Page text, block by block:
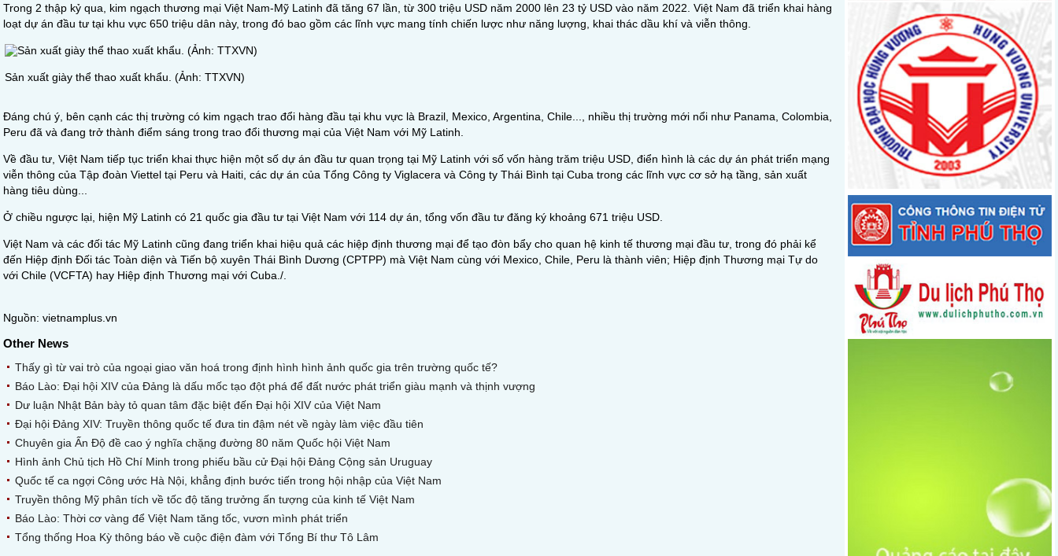
Trong 2 thập kỷ qua, kim ngạch thương mại Việt Nam-Mỹ Latinh đã tăng 67 lần, từ 300 triệu USD năm 2000 lên 23 tỷ USD vào năm 2022. Việt Nam đã triển khai hàng
loạt dự án đầu tư tại khu vực 650 triệu dân này, trong đó bao gồm các lĩnh vực mang tính chiến lược như năng lượng, khai thác dầu khí và viễn thông.
Sản xuất giày thể thao xuất khẩu. (Ảnh: TTXVN)
Đáng chú ý, bên cạnh các thị trường có kim ngạch trao đổi hàng đầu tại khu vực là Brazil, Mexico, Argentina, Chile..., nhiều thị trường mới nổi như Panama, Colombia,
Peru đã và đang trở thành điểm sáng trong trao đổi thương mại của Việt Nam với Mỹ Latinh.
Về đầu tư, Việt Nam tiếp tục triển khai thực hiện một số dự án đầu tư quan trọng tại Mỹ Latinh với số vốn hàng trăm triệu USD, điển hình là các dự án phát triển mạng
viễn thông của Tập đoàn Viettel tại Peru và Haiti, các dự án của Tổng Công ty Viglacera và Công ty Thái Bình tại Cuba trong các lĩnh vực cơ sở hạ tầng, sản xuất
hàng tiêu dùng...
Ở chiều ngược lại, hiện Mỹ Latinh có 21 quốc gia đầu tư tại Việt Nam với 114 dự án, tổng vốn đầu tư đăng ký khoảng 671 triệu USD.
Việt Nam và các đối tác Mỹ Latinh cũng đang triển khai hiệu quả các hiệp định thương mại để tạo đòn bẩy cho quan hệ kinh tế thương mại đầu tư, trong đó phải kể
đến Hiệp định Đối tác Toàn diện và Tiến bộ xuyên Thái Bình Dương (CPTPP) mà Việt Nam cùng với Mexico, Chile, Peru là thành viên; Hiệp định Thương mại Tự do
với Chile (VCFTA) hay Hiệp định Thương mại với Cuba./.
Nguồn: vietnamplus.vn
Other News
Thấy gì từ vai trò của ngoại giao văn hoá trong định hình hình ảnh quốc gia trên trường quốc tế?
Báo Lào: Đại hội XIV của Đảng là dấu mốc tạo đột phá để đất nước phát triển giàu mạnh và thịnh vượng
Dư luận Nhật Bản bày tỏ quan tâm đặc biệt đến Đại hội XIV của Việt Nam
Đại hội Đảng XIV: Truyền thông quốc tế đưa tin đậm nét về ngày làm việc đầu tiên
Chuyên gia Ấn Độ đề cao ý nghĩa chặng đường 80 năm Quốc hội Việt Nam
Hình ảnh Chủ tịch Hồ Chí Minh trong phiếu bầu cử Đại hội Đảng Cộng sản Uruguay
Quốc tế ca ngợi Công ước Hà Nội, khẳng định bước tiến trong hội nhập của Việt Nam
Truyền thông Mỹ phân tích về tốc độ tăng trưởng ấn tượng của kinh tế Việt Nam
Báo Lào: Thời cơ vàng để Việt Nam tăng tốc, vươn mình phát triển
Tổng thống Hoa Kỳ thông báo về cuộc điện đàm với Tổng Bí thư Tô Lâm